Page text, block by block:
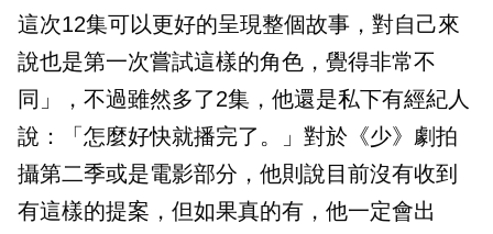
這次12集可以更好的呈現整個故事，對自己來
說也是第一次嘗試這樣的角色，覺得非常不
同」，不過雖然多了2集，他還是私下有經紀人
說：「怎麼好快就播完了。」對於《少》劇拍
攝第二季或是電影部分，他則說目前沒有收到
有這樣的提案，但如果真的有，他一定會出